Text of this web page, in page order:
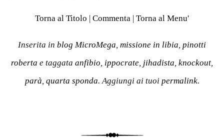
Torna al Titolo | Commenta | Torna al Menu'
Inserita in blog MicroMega, missione in libia, pinotti
roberta e taggata anfibio, ippocrate, jihadista, knockout,
parà, quarta sponda. Aggiungi ai tuoi permalink.